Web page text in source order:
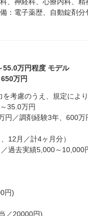
、神経科、心療内科、精
：電子薬歴、自動錠剤分
55.0万円程度 モデル
万円
考慮のうえ、規定により
35.0万円
円／調剤経験3年、600万
12月／計4ヶ月分）
過去実績5,000～10,000
円)
／20000円)